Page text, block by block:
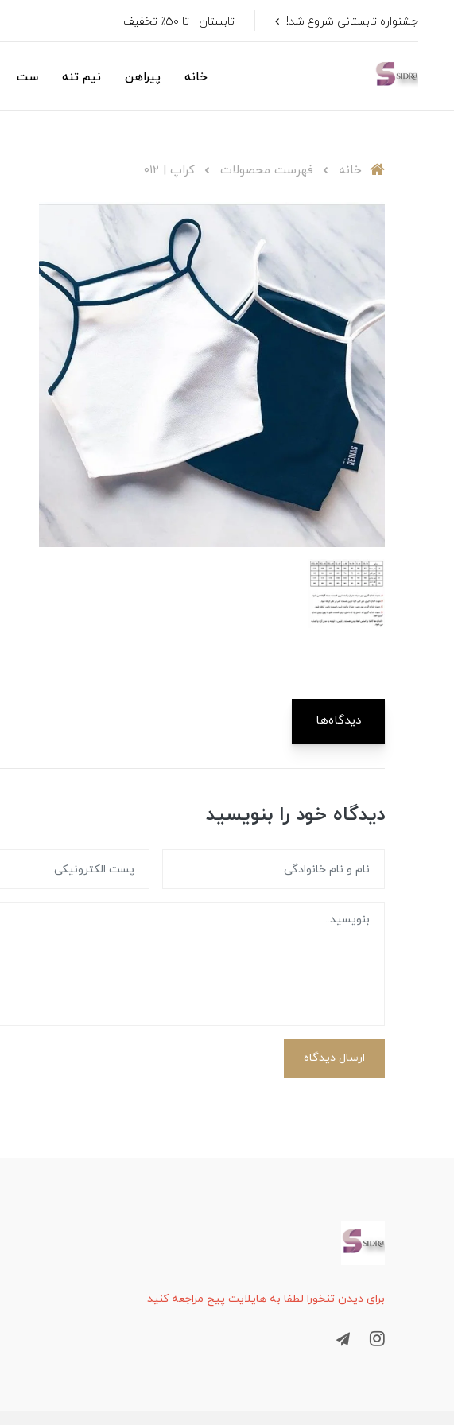
جشنواره تابستانی شروع شد! تابستان - تا 50٪ تخفیف
خانه پیراهن نیم تنه ست
خانه فهرست محصولات کراپ | ۰۱۲
دیدگاه‌ها
دیدگاه خود را بنویسید
ارسال دیدگاه
برای دیدن تنخورا لطفا به هایلایت پیج مراجعه کنید